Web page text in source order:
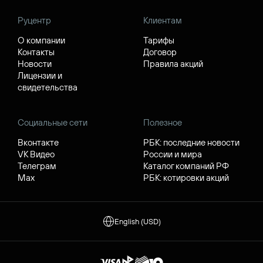
Руцентр
О компании
Контакты
Новости
Лицензии и
свидетельства
Клиентам
Тарифы
Договор
Правила акций
Социальные сети
Вконтакте
VK Видео
Телеграм
Max
Полезное
РБК: последние новости
России и мира
Каталог компаний РФ
РБК: котировки акций
English (USD)